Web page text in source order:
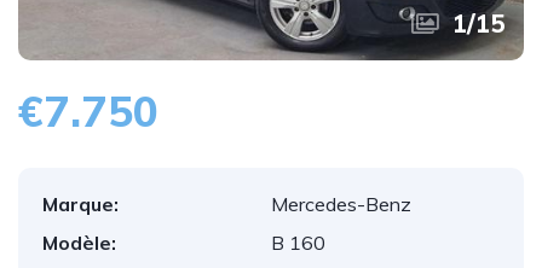
1/15
€7.750
Marque:
Mercedes-Benz
Modèle:
B 160